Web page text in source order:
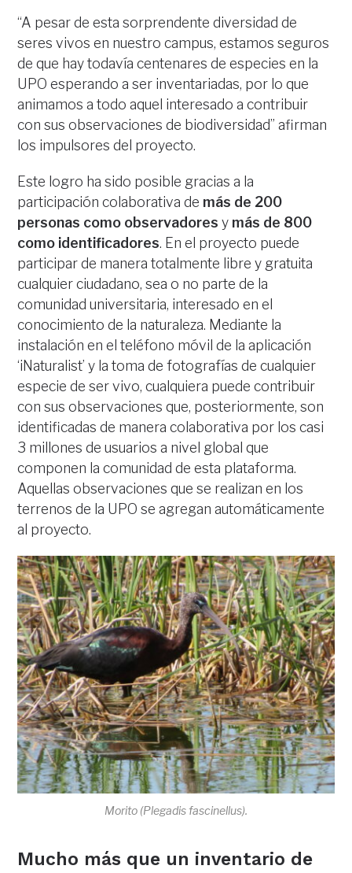
“A pesar de esta sorprendente diversidad de
seres vivos en nuestro campus, estamos seguros
de que hay todavía centenares de especies en la
UPO esperando a ser inventariadas, por lo que
animamos a todo aquel interesado a contribuir
con sus observaciones de biodiversidad” afirman
los impulsores del proyecto.
Este logro ha sido posible gracias a la
participación colaborativa de más de 200
personas como observadores y más de 800
como identificadores. En el proyecto puede
participar de manera totalmente libre y gratuita
cualquier ciudadano, sea o no parte de la
comunidad universitaria, interesado en el
conocimiento de la naturaleza. Mediante la
instalación en el teléfono móvil de la aplicación
‘iNaturalist’ y la toma de fotografías de cualquier
especie de ser vivo, cualquiera puede contribuir
con sus observaciones que, posteriormente, son
identificadas de manera colaborativa por los casi
3 millones de usuarios a nivel global que
componen la comunidad de esta plataforma.
Aquellas observaciones que se realizan en los
terrenos de la UPO se agregan automáticamente
al proyecto.
Morito (Plegadis fascinellus).
Mucho más que un inventario de